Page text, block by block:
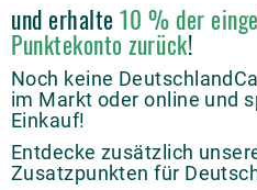
und erhalte10 % der
Punktekonto zurück!
Noch keine
im Markt oder online und
Einkauf!
Entdecke zusätzlich
Zusatzpunkten für